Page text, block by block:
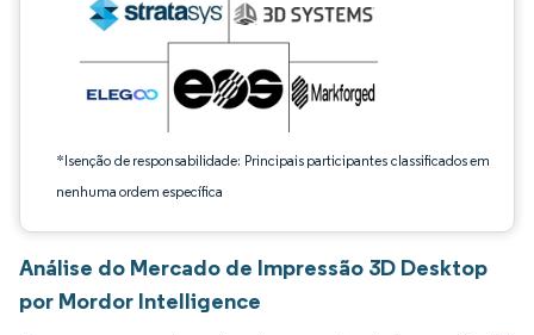
*Isenção de responsabilidade: Principais participantes classificados em
nenhuma ordem específica
Análise do Mercado de Impressão 3D Desktop
por Mordor Intelligence